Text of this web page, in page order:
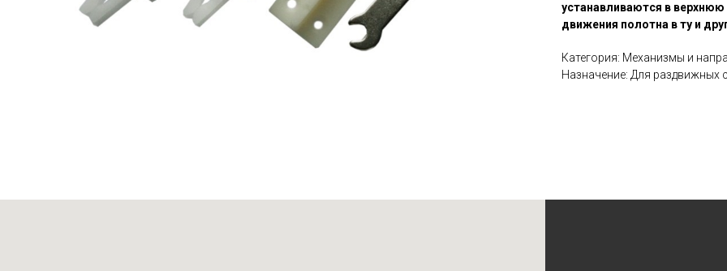
устанавливаются в
движения полотна в ту и
Категория: Механизмы и
Назначение: Для раздвижных